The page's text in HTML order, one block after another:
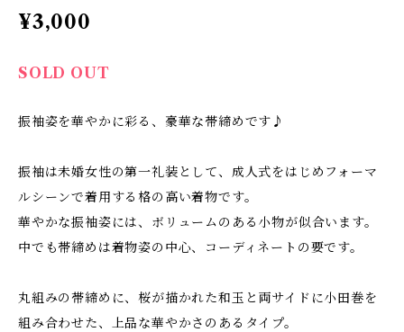
¥3,000
SOLD OUT
振袖姿を華やかに彩る、豪華な帯締めです♪
振袖は未婚女性の第一礼装として、成人式をはじめフォーマ
ルシーンで着用する格の高い着物です。
華やかな振袖姿には、ボリュームのある小物が似合います。
中でも帯締めは着物姿の中心、コーディネートの要です。
丸組みの帯締めに、桜が描かれた和玉と両サイドに小田巻を
組み合わせた、上品な華やかさのあるタイプ。